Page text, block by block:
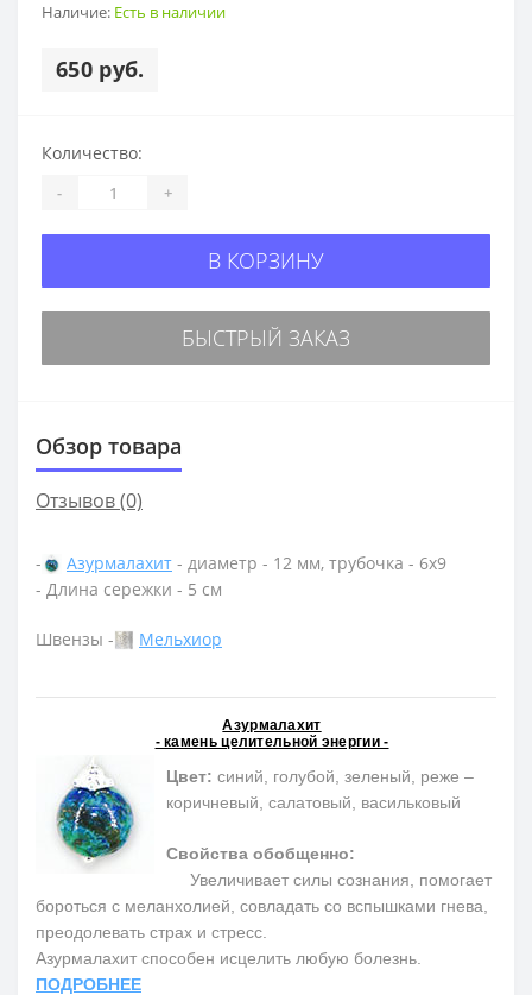
Наличие: Есть в наличии
650 руб.
Количество:
- +
В КОРЗИНУ
БЫСТРЫЙ ЗАКАЗ
Обзор товара
Отзывов (0)
- Азурмалахит - диаметр - 12 мм, трубочка - 6х9
- Длина сережки - 5 см
Швензы - Мельхиор
Азурмалахит
- камень целительной энергии -
Цвет: синий, голубой, зеленый, реже –
коричневый, салатовый, васильковый
Свойства обобщенно:
Увеличивает силы сознания, помогает
бороться с меланхолией, совладать со вспышками гнева,
преодолевать страх и стресс.
Азурмалахит способен исцелить любую болезнь.
ПОДРОБНЕЕ